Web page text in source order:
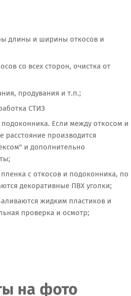
длины и ширины откосов и
со всех сторон, очистка от
продувания и т.п.;
СТИЗ
подоконника. Если между откосом и
расстояние производится
и дополнительно
с откосов и подоконника, по
декоративные ПВХ уголки;
жидким пластиков и
проверка и осмотр;
на фото